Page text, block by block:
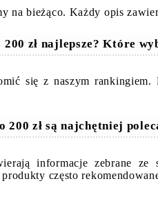
na bieżąco. Każdy opis
zł najlepsze? Które
się z naszym
200 zł są najchętniej
informacje zebrane ze
często